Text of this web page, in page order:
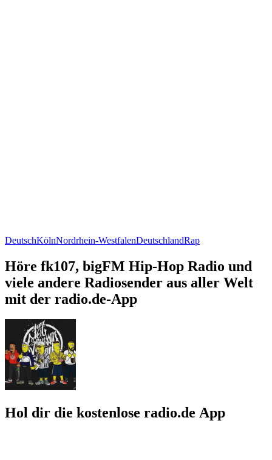
DeutschKölnNordrhein-WestfalenDeutschlandRap
Höre fk107, bigFM Hip-Hop Radio und
viele andere Radiosender aus aller Welt
mit der radio.de-App
Hol dir die kostenlose radio.de App